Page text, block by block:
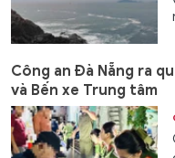
Công an Đà Nẵng ra
và Bến xe Trung tâm